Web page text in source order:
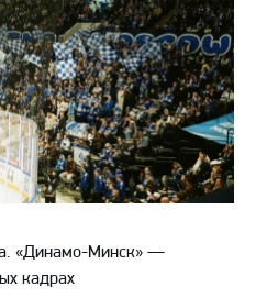
«Динамо-Минск» —
кадрах